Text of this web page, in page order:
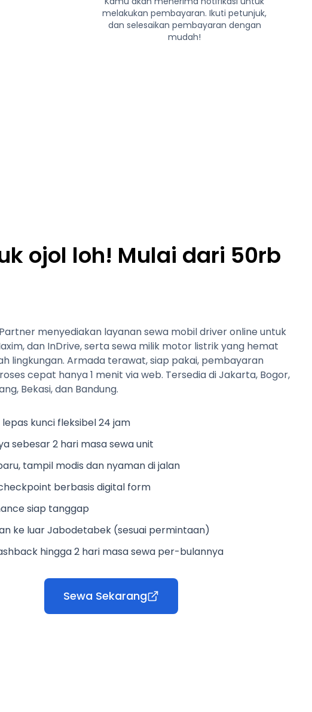
melakukan pembayaran. Ikuti petunjuk,
dan selesaikan pembayaran dengan
mudah!
ojol loh! Mulai dari 50rb
menyediakan layanan sewa mobil driver online untuk
dan InDrive, serta sewa milik motor listrik yang hemat
lingkungan. Armada terawat, siap pakai, pembayaran
cepat hanya 1 menit via web. Tersedia di Jakarta, Bogor,
Bekasi, dan Bandung.
kunci fleksibel 24 jam
sebesar 2 hari masa sewa unit
tampil modis dan nyaman di jalan
berbasis digital form
siap tanggap
ke luar Jabodetabek (sesuai permintaan)
hingga 2 hari masa sewa per-bulannya
Sewa Sekarang